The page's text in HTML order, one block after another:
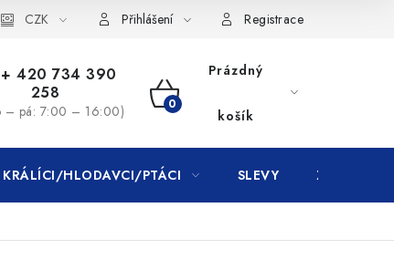
CZK Přihlášení Registrace
+ 420 734 390
258
– pá: 7:00 – 16:00)
NÁKUPNÍ
KOŠÍK
Prázdný
košík
KRÁLÍCI/HLODAVCI/PTÁCI SLEVY ZNAČKY